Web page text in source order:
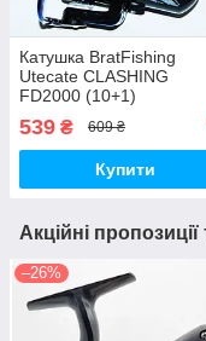
Катушка BratFishing
Utecate CLASHING
FD2000 (10+1)
539 ₴ 609 ₴
Купити
Акційні
–26%